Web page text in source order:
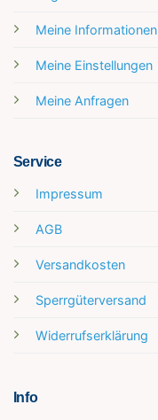
Meine Informationen
Meine Einstellungen
Meine Anfragen
Service
Impressum
AGB
Versandkosten
Sperrgüterversand
Widerrufserklärung
Info